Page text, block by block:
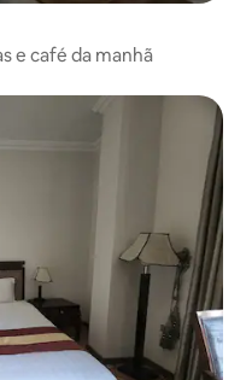
e café da manhã